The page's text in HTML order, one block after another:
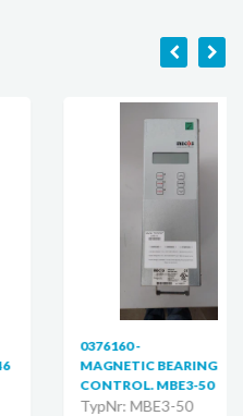
0376160 -
MAGNETIC BEARING
CONTROL. MBE3-50
TypNr: MBE3-50